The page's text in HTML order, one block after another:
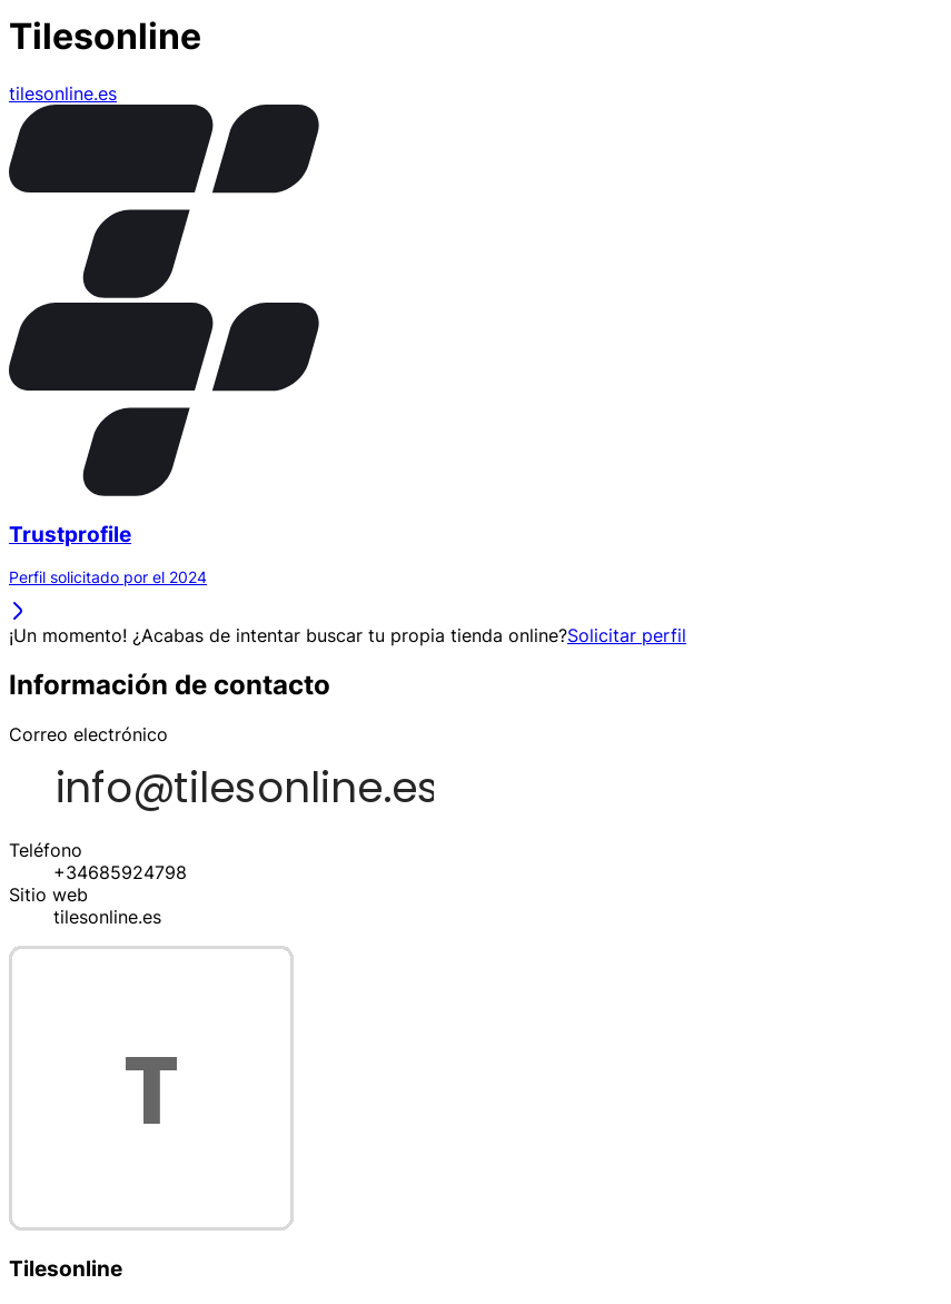
Tilesonline
tilesonline.es
Trustprofile
Perfil solicitado por el 2024
¡Un momento! ¿Acabas de intentar buscar tu propia tienda online?Solicitar perfil
Información de contacto
Correo electrónico
Teléfono
+34685924798
Sitio web
tilesonline.es
Tilesonline